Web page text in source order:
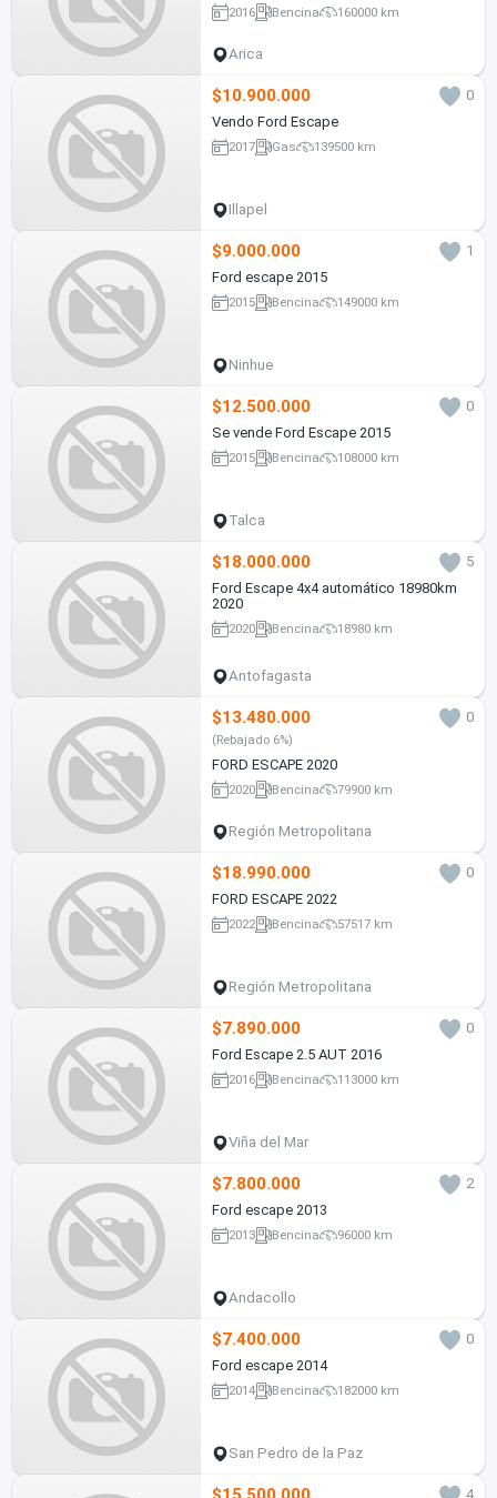
2016 Bencina 160000 km
Arica
$10.900.000
0
Vendo Ford Escape
2017 Gas 139500 km
Illapel
$9.000.000
1
Ford escape 2015
2015 Bencina 149000 km
Ninhue
$12.500.000
0
Se vende Ford Escape 2015
2015 Bencina 108000 km
Talca
$18.000.000
5
Ford Escape 4x4 automático 18980km
2020
2020 Bencina 18980 km
Antofagasta
$13.480.000 0
(Rebajado 6%)
FORD ESCAPE 2020
2020 Bencina 79900 km
Región Metropolitana
$18.990.000
0
FORD ESCAPE 2022
2022 Bencina 57517 km
Región Metropolitana
$7.890.000
0
Ford Escape 2.5 AUT 2016
2016 Bencina 113000 km
Viña del Mar
$7.800.000
2
Ford escape 2013
2013 Bencina 96000 km
Andacollo
$7.400.000
0
Ford escape 2014
2014 Bencina 182000 km
San Pedro de la Paz
4